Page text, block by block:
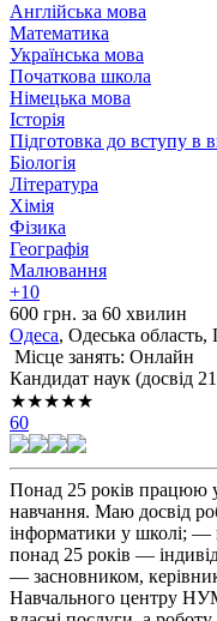
Англійська мова
Математика
Українська мова
Початкова школа
Німецька мова
Історія
Підготовка до вступу в
Біологія
Література
Хімія
Фізика
Географія
Малювання
+10
600 грн. за 60 хвилин
Одеса, Одеська
Місце занять: Онлайн
Кандидат наук (досвід
★★★★★
60
Понад 25 років працюю у
навчання. Маю досвід
інформатики у школі; —
понад 25 років —
— засновником,
Навчального центру